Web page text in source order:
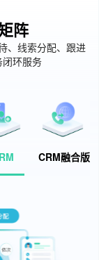
阵
、线索分配、跟进
环服务
CRM融合版